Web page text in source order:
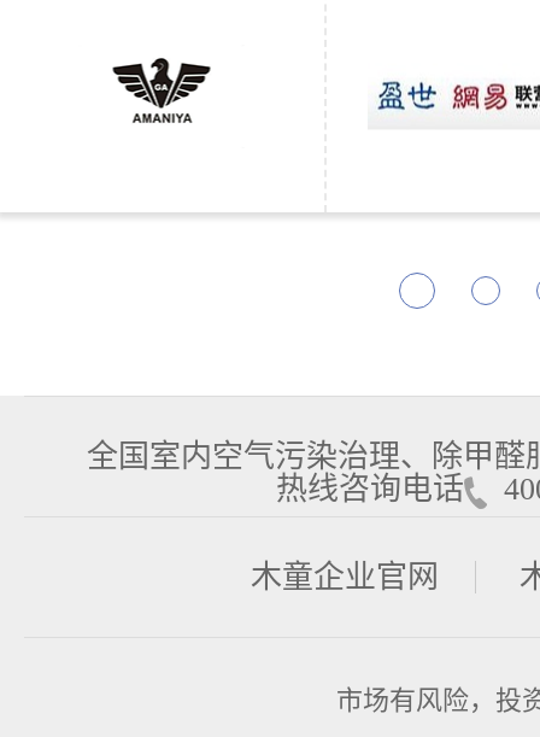
全国室内空气污染治理、除甲
热线咨询电话
木童企业官网
市场有风险，投